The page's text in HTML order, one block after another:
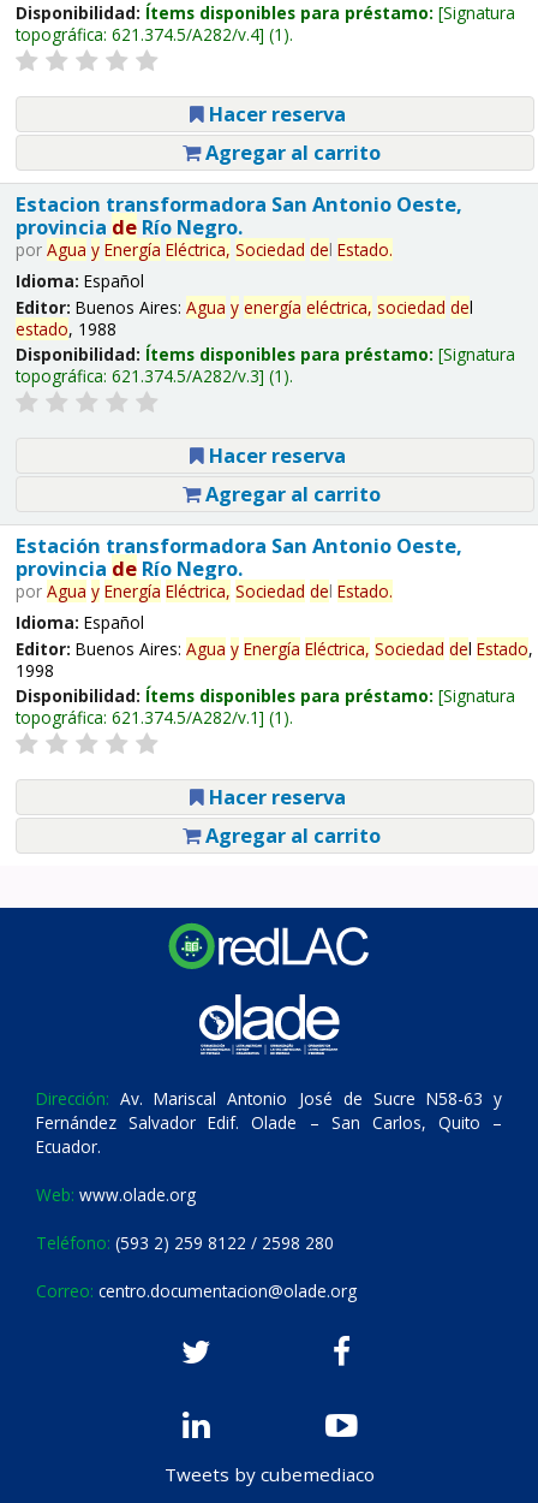
Disponibilidad: Ítems disponibles para préstamo: Signatura
topográfica: 621.374.5/A282/v.4 (1).
Hacer reserva
Agregar al carrito
Estacion transformadora San Antonio Oeste,
provincia deRío Negro.
por Agua y Energía Eléctrica, Sociedad del Estado.
Idioma: Español
Editor: Buenos Aires: Agua y energía eléctrica, sociedad del
estado, 1988
Disponibilidad: Ítems disponibles para préstamo: Signatura
topográfica: 621.374.5/A282/v.3 (1).
Hacer reserva
Agregar al carrito
Estación transformadora San Antonio Oeste,
provincia deRío Negro.
por Agua y Energía Eléctrica, Sociedad del Estado.
Idioma: Español
Editor: Buenos Aires: Agua y Energía Eléctrica, Sociedad del Estado,
1998
Disponibilidad: Ítems disponibles para préstamo: Signatura
topográfica: 621.374.5/A282/v.1 (1).
Hacer reserva
Agregar al carrito
Dirección: Av. Mariscal Antonio José de Sucre N58-63 y
Fernández Salvador Edif. Olade – San Carlos, Quito –
Ecuador.
Web: www.olade.org
Teléfono: (593 2) 259 8122 / 2598 280
Correo: centro.documentacion@olade.org
Tweets by cubemediaco